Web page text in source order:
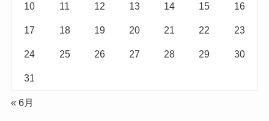
10 11 12 13 14 15 16
17 18 19 20 21 22 23
24 25 26 27 28 29 30
31
« 6月